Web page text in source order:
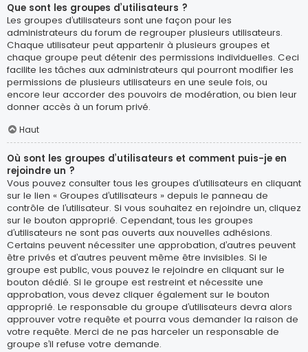
Que sont les groupes d’utilisateurs ?
Les groupes d’utilisateurs sont une façon pour les
administrateurs du forum de regrouper plusieurs utilisateurs.
Chaque utilisateur peut appartenir à plusieurs groupes et
chaque groupe peut détenir des permissions individuelles. Ceci
facilite les tâches aux administrateurs qui pourront modifier les
permissions de plusieurs utilisateurs en une seule fois, ou
encore leur accorder des pouvoirs de modération, ou bien leur
donner accès à un forum privé.
Haut
Où sont les groupes d’utilisateurs et comment puis-je en
rejoindre un ?
Vous pouvez consulter tous les groupes d’utilisateurs en cliquant
sur le lien « Groupes d’utilisateurs » depuis le panneau de
contrôle de l’utilisateur. Si vous souhaitez en rejoindre un, cliquez
sur le bouton approprié. Cependant, tous les groupes
d’utilisateurs ne sont pas ouverts aux nouvelles adhésions.
Certains peuvent nécessiter une approbation, d’autres peuvent
être privés et d’autres peuvent même être invisibles. Si le
groupe est public, vous pouvez le rejoindre en cliquant sur le
bouton dédié. Si le groupe est restreint et nécessite une
approbation, vous devez cliquer également sur le bouton
approprié. Le responsable du groupe d’utilisateurs devra alors
approuver votre requête et pourra vous demander la raison de
votre requête. Merci de ne pas harceler un responsable de
groupe s’il refuse votre demande.